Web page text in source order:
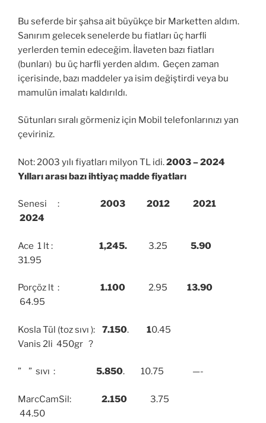
Bu seferde bir şahsa ait büyükçe bir Marketten aldım.
Sanırım gelecek senelerde bu fiatları üç harfli
yerlerden temin edeceğim. İlaveten bazı fiatları
(bunları) bu üç harfli yerden aldım. Geçen zaman
içerisinde, bazı maddeler ya isim değiştirdi veya bu
mamulün imalatı kaldırıldı.
Sütunları sıralı görmeniz için Mobil telefonlarınızı yan
çeviriniz.
Not: 2003 yılı fiyatları milyon TL idi.2003 – 2024
Yılları arası bazı ihtiyaç madde fiyatları
Senesi : 2003 2012 2021
2024
Ace 1 lt : 1,245. 3.25 5.90
31.95
Porçöz lt : 1.100 2.95
13.90
64.95
Kosla Tül (toz sıvı ): 7.150. 10.45
Vanis 2li 450gr ?
” ” sıvı : 5.850. 10.75 —-
MarcCamSil: 2.150 3.75
44.50